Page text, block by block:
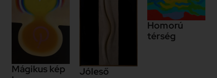
Mágikus kép
Jóleső
Homorú
térség